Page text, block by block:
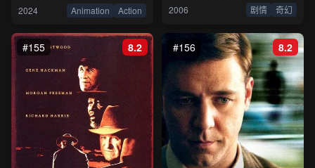
2024
Animation Action
2006
剧情 奇幻
8.2
#155 8.2
#156